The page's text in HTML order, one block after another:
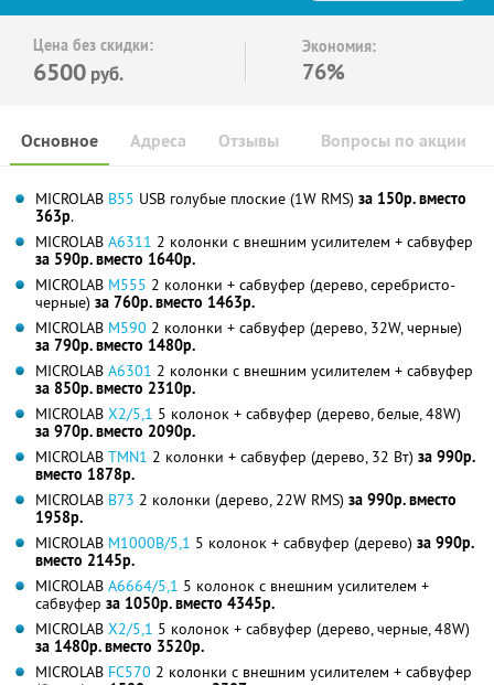
Цена без скидки:
6500 руб.
Экономия:
76%
Основное Отзывы Вопросы по акции
Адреса
MICROLAB B55 USB голубые плоские (1W RMS) за 150р. вместо
363р.
MICROLAB A6311 2 колонки с внешним усилителем + сабвуфер
за 590р. вместо 1640р.
MICROLAB M555 2 колонки + сабвуфер (дерево, серебристо-
черные) за 760р. вместо 1463р.
MICROLAB M590 2 колонки + сабвуфер (дерево, 32W, черные)
за 790р. вместо 1480р.
MICROLAB A6301 2 колонки с внешним усилителем + сабвуфер
за 850р. вместо 2310р.
MICROLAB X2/5,1 5 колонок + сабвуфер (дерево, белые, 48W)
за 970р. вместо 2090р.
MICROLAB TMN1 2 колонки + сабвуфер (дерево, 32 Вт) за 990р.
вместо 1878р.
MICROLAB B73 2 колонки (дерево, 22W RMS) за 990р. вместо
1958р.
MICROLAB M1000B/5,1 5 колонок + сабвуфер (дерево) за 990р.
вместо 2145р.
MICROLAB A6664/5,1 5 колонок с внешним усилителем +
сабвуфер за 1050р. вместо 4345р.
MICROLAB X2/5,1 5 колонок + сабвуфер (дерево, черные, 48W)
за 1480р. вместо 3520р.
MICROLAB FC570 2 колонки с внешним усилителем + сабвуфер